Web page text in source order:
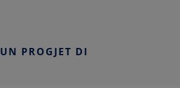
UN PROGJET DI